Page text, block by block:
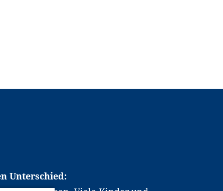
Unterschied: